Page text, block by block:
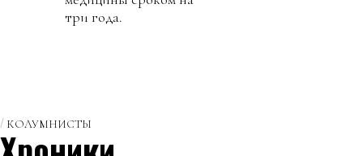
три года.
КОЛУМНИСТЫ